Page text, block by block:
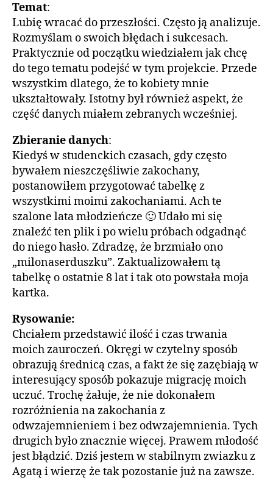
Temat:
Lubię wracać do przeszłości. Często ją analizuje.
Rozmyślam o swoich błędach i sukcesach.
Praktycznie od początku wiedziałem jak chcę
do tego tematu podejść w tym projekcie. Przede
wszystkim dlatego, że to kobiety mnie
ukształtowały. Istotny był również aspekt, że
część danych miałem zebranych wcześniej.
Zbieranie danych:
Kiedyś w studenckich czasach, gdy często
bywałem nieszczęśliwie zakochany,
postanowiłem przygotować tabelkę z
wszystkimi moimi zakochaniami. Ach te
szalone lata młodzieńcze 🙂 Udało mi się
znaleźć ten plik i po wielu próbach odgadnąć
do niego hasło. Zdradzę, że brzmiało ono
„milonaserduszku”. Zaktualizowałem tą
tabelkę o ostatnie 8 lat i tak oto powstała moja
kartka.
Rysowanie:
Chciałem przedstawić ilość i czas trwania
moich zauroczeń. Okręgi w czytelny sposób
obrazują średnicą czas, a fakt że się zazębiają w
interesujący sposób pokazuje migrację moich
uczuć. Trochę żałuje, że nie dokonałem
rozróżnienia na zakochania z
odwzajemnieniem i bez odwzajemnienia. Tych
drugich było znacznie więcej. Prawem młodość
jest błądzić. Dziś jestem w stabilnym zwiazku z
Agatą i wierzę że tak pozostanie już na zawsze.